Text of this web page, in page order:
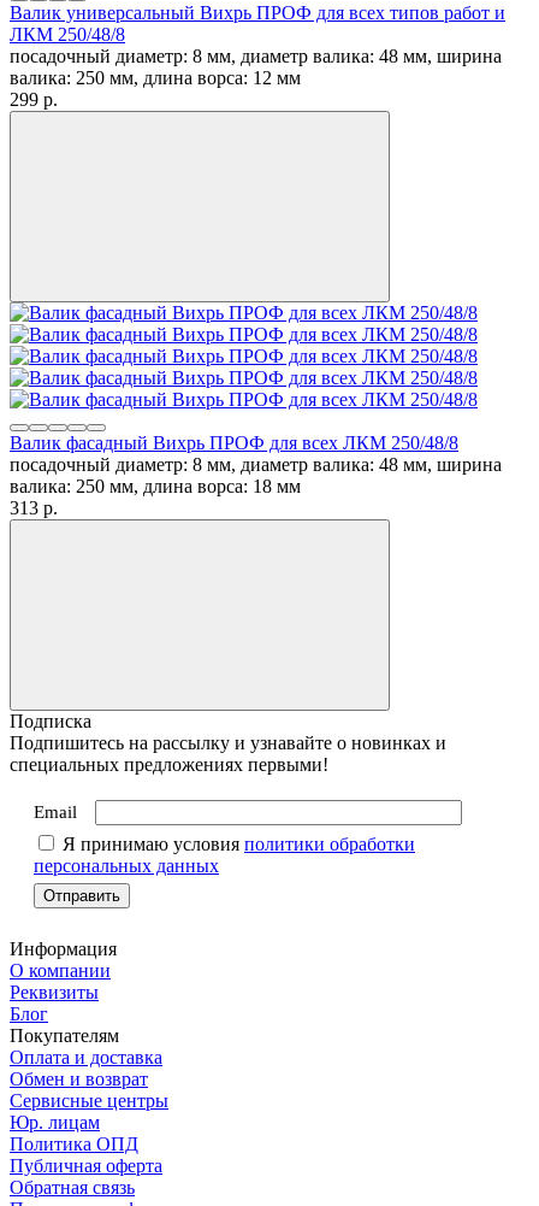
Валик универсальный Вихрь ПРОФ для всех типов работ и
ЛКМ 250/48/8
посадочный диаметр: 8 мм, диаметр валика: 48 мм, ширина
валика: 250 мм, длина ворса: 12 мм
299 p.
Валик фасадный Вихрь ПРОФ для всех ЛКМ 250/48/8
посадочный диаметр: 8 мм, диаметр валика: 48 мм, ширина
валика: 250 мм, длина ворса: 18 мм
313 p.
Подписка
Подпишитесь на рассылку и узнавайте о новинках и
специальных предложениях первыми!
Email
Я принимаю условия политики обработки
персональных данных
Информация
О компании
Реквизиты
Блог
Покупателям
Оплата и доставка
Обмен и возврат
Сервисные центры
Юр. лицам
Политика ОПД
Публичная оферта
Обратная связь